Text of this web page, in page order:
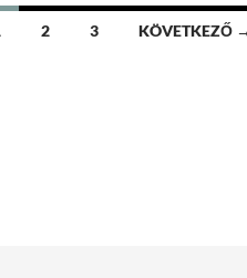
2 3 KÖVETKEZŐ →